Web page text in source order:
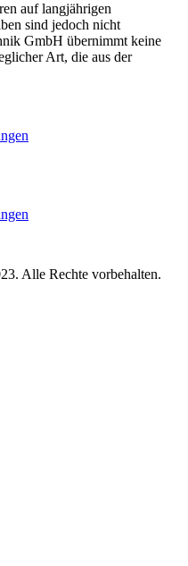
auf langjährigen
sind jedoch nicht
GmbH übernimmt keine
Art, die aus der
Alle Rechte vorbehalten.